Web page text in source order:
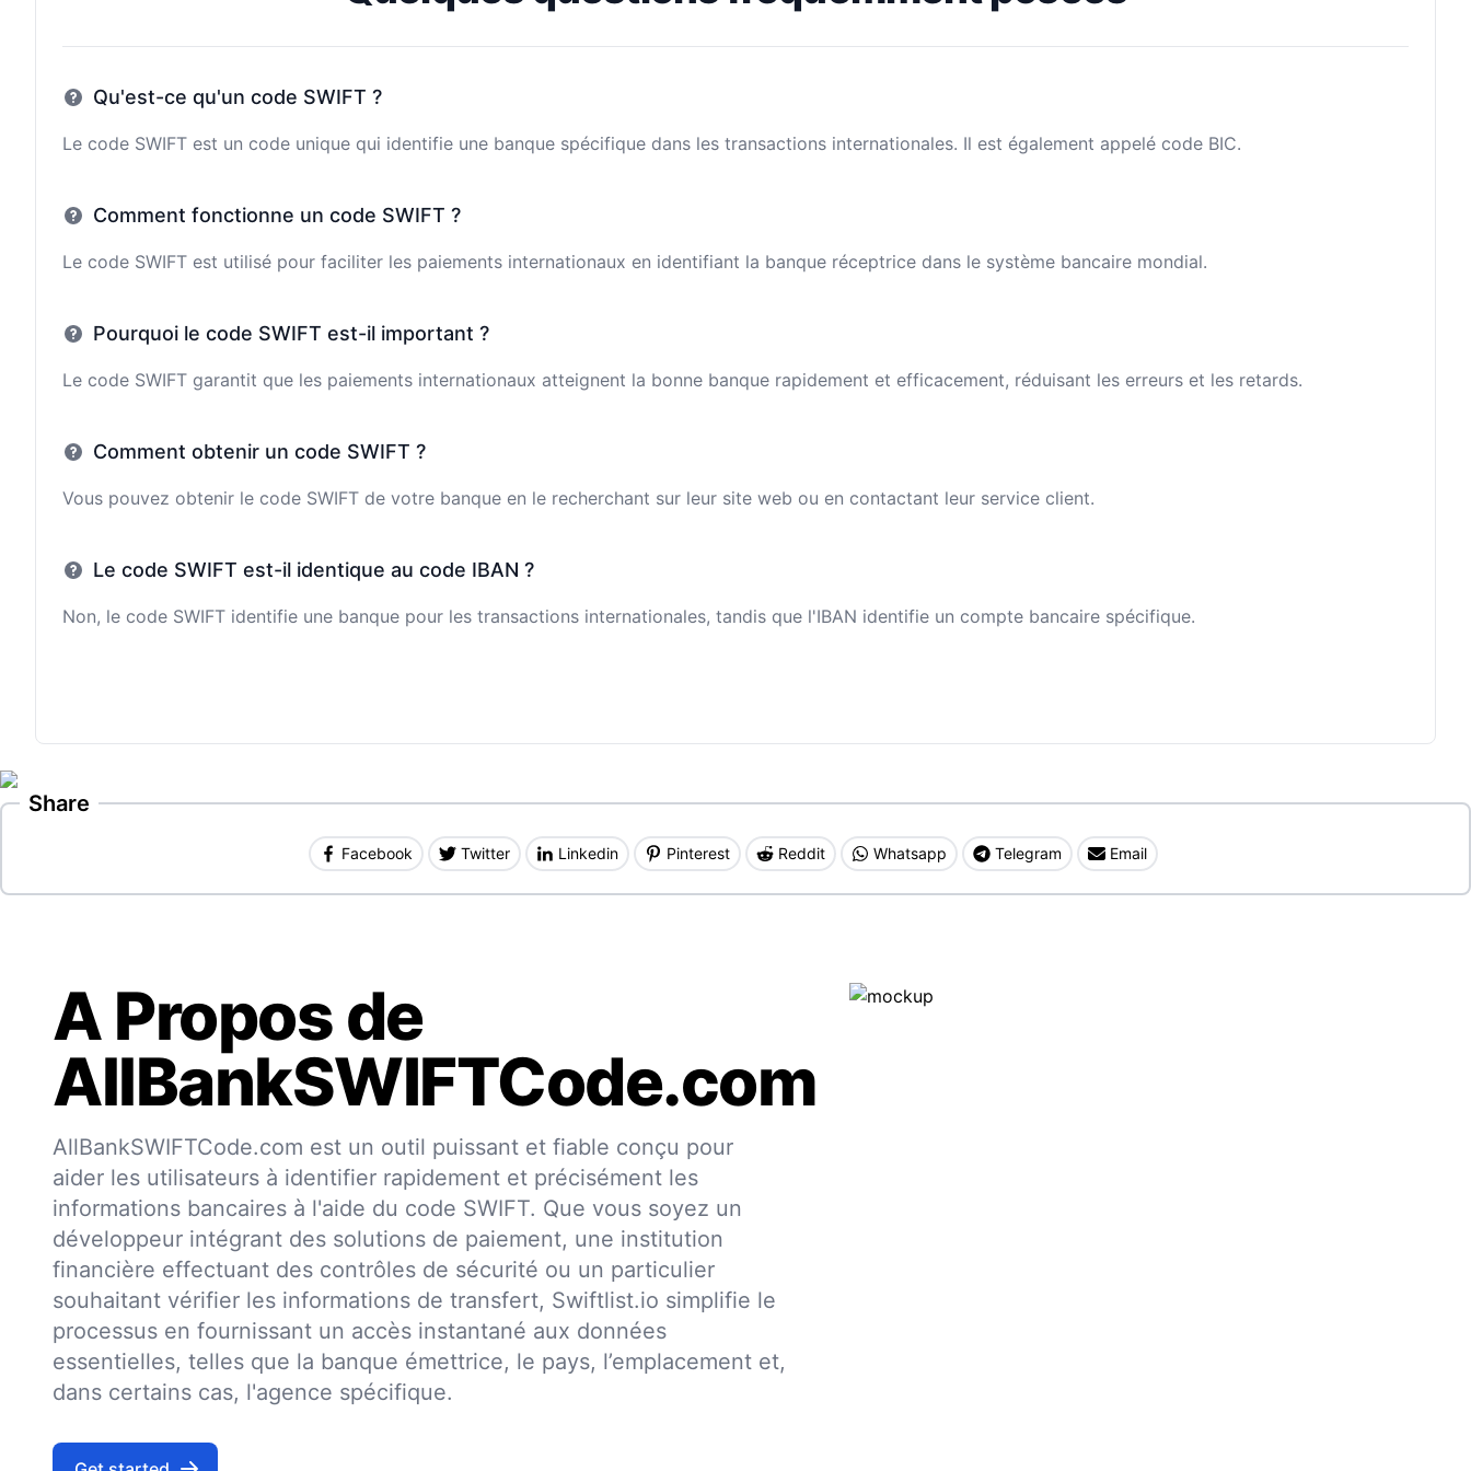
Qu'est-ce qu'un code SWIFT ?
Le code SWIFT est un code unique qui identifie une banque spécifique dans les transactions internationales. Il est également appelé code BIC.
Comment fonctionne un code SWIFT ?
Le code SWIFT est utilisé pour faciliter les paiements internationaux en identifiant la banque réceptrice dans le système bancaire mondial.
Pourquoi le code SWIFT est-il important ?
Le code SWIFT garantit que les paiements internationaux atteignent la bonne banque rapidement et efficacement, réduisant les erreurs et les retards.
Comment obtenir un code SWIFT ?
Vous pouvez obtenir le code SWIFT de votre banque en le recherchant sur leur site web ou en contactant leur service client.
Le code SWIFT est-il identique au code IBAN ?
Non, le code SWIFT identifie une banque pour les transactions internationales, tandis que l'IBAN identifie un compte bancaire spécifique.
Share
Facebook Twitter Linkedin Pinterest Reddit Whatsapp Telegram Email
A Propos de
AllBankSWIFTCode.com
AllBankSWIFTCode.com est un outil puissant et fiable conçu pour
aider les utilisateurs à identifier rapidement et précisément les
informations bancaires à l'aide du code SWIFT. Que vous soyez un
développeur intégrant des solutions de paiement, une institution
financière effectuant des contrôles de sécurité ou un particulier
souhaitant vérifier les informations de transfert, Swiftlist.io simplifie le
processus en fournissant un accès instantané aux données
essentielles, telles que la banque émettrice, le pays, l’emplacement et,
dans certains cas, l'agence spécifique.